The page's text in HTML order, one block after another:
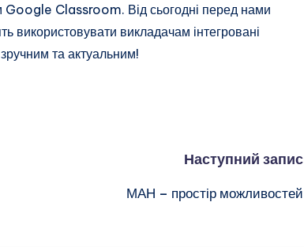
Google Classroom. Від сьогодні перед нами
використовувати викладачам інтегровані
та актуальним!
Наступний запис
МАН – простір можливостей